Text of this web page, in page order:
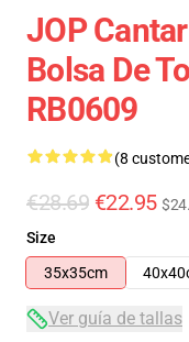
JOP
Bolsa De
RB0609
(8
€28.69 €22.95
Size
35x35cm
Ver guía de tallas